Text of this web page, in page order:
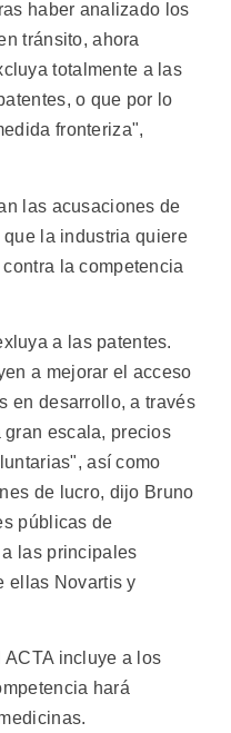
haber analizado los
tránsito, ahora
totalmente a las
o que por lo
fronteriza",
las acusaciones de
la industria quiere
la competencia
a las patentes.
a mejorar el acceso
en desarrollo, a través
escala, precios
así como
de lucro, dijo Bruno
públicas de
a las principales
ellas Novartis y
incluye a los
hará